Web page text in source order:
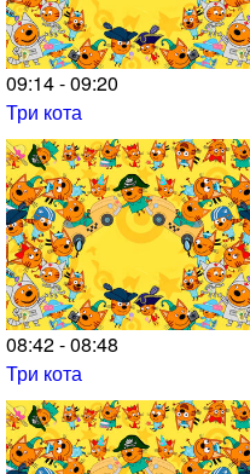
09:14 - 09:20
Три кота
08:42 - 08:48
Три кота